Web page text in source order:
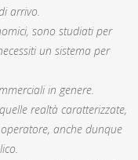
arrivo.
sono studiati per
un sistema per
in genere.
realtà caratterizzate,
anche dunque